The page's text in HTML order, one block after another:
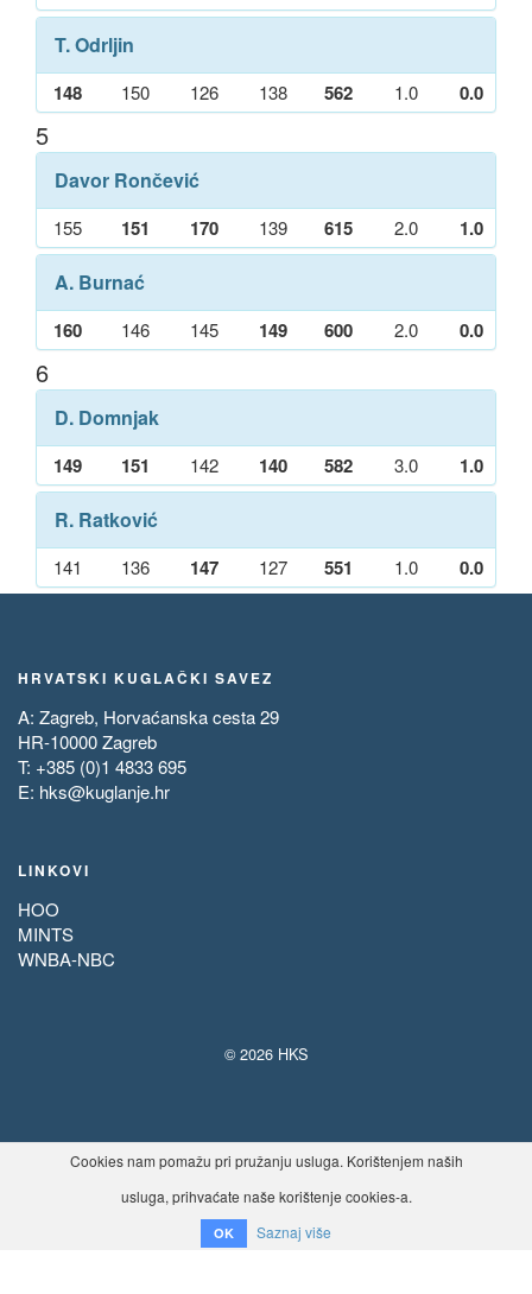
T. Odrljin
148 150 126 138 562 1.0 0.0
5
Davor Rončević
155 151 170 139 615 2.0 1.0
A. Burnać
160 146 145 149 600 2.0 0.0
6
D. Domnjak
149 151 142 140 582 3.0 1.0
R. Ratković
141 136 147 127 551 1.0 0.0
HRVATSKI KUGLAČKI SAVEZ
A: Zagreb, Horvaćanska cesta 29
HR-10000 Zagreb
T: +385 (0)1 4833 695
E: hks@kuglanje.hr
LINKOVI
HOO
MINTS
WNBA-NBC
© 2026 HKS
Cookies nam pomažu pri pružanju usluga. Korištenjem naših
usluga, prihvaćate naše korištenje cookies-a.
OK Saznaj više